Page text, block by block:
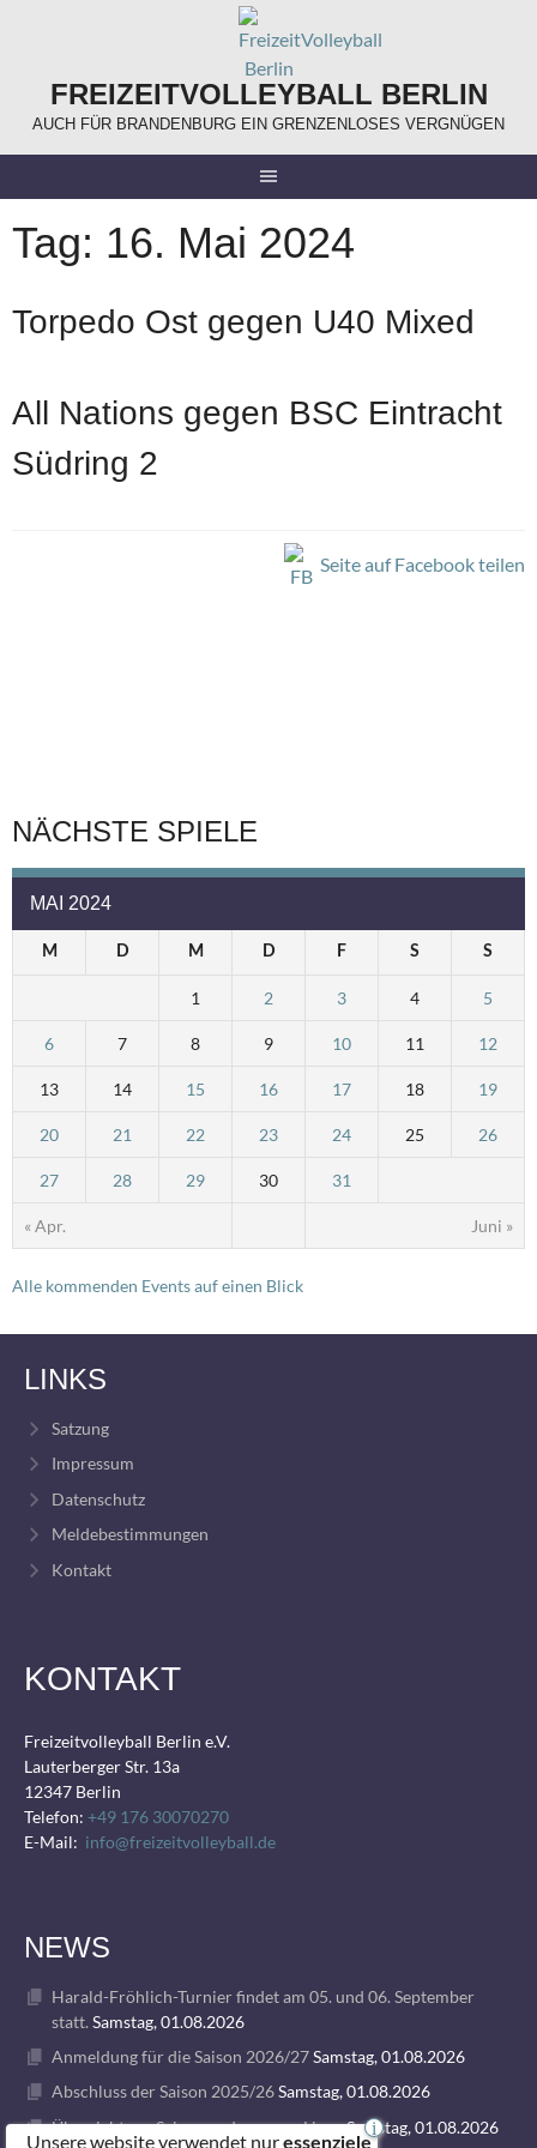
FREIZEITVOLLEYBALL BERLIN
AUCH FÜR BRANDENBURG EIN GRENZENLOSES VERGNÜGEN
Tag: 16. Mai 2024
Torpedo Ost gegen U40 Mixed
All Nations gegen BSC Eintracht
Südring 2
Seite auf Facebook teilen
NÄCHSTE SPIELE
MAI 2024
M D M D F S S
« Apr. Juni »
1 2 3 4 5
6 7 8 9 10 11 12
13 14 15 16 17 18 19
20 21 22 23 24 25 26
27 28 29 30 31
Alle kommenden Events auf einen Blick
LINKS
Satzung
Impressum
Datenschutz
Meldebestimmungen
Kontakt
KONTAKT
Freizeitvolleyball Berlin e.V.
Lauterberger Str. 13a
12347 Berlin
Telefon: +49 176 30070270
E-Mail: info@freizeitvolleyball.de
NEWS
Harald-Fröhlich-Turnier findet am 05. und 06. September
statt. Samstag, 01.08.2026
Anmeldung für die Saison 2026/27Samstag, 01.08.2026
Abschluss der Saison 2025/26Samstag, 01.08.2026
Übersicht zur Saison und unseren LigenSamstag, 01.08.2026
Unsere website verwendet nuressenziele
i